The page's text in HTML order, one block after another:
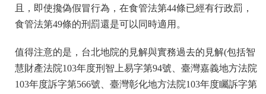
且，即使攙偽假冒行為，在食管法第44條已經有行政罰，
食管法第49條的刑罰還是可以同時適用。
值得注意的是，台北地院的見解與實務過去的見解(包括智
慧財產法院103年度刑智上易字第94號、臺灣嘉義地方法院
103年度訴字第566號、臺灣彰化地方法院103年度矚訴字第